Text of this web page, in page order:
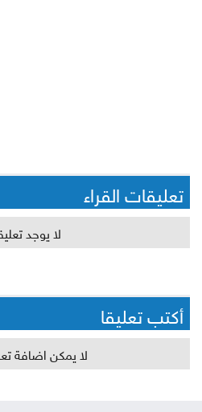
تعليقات القراء
لا يوجد
أكتب تعليقا
لا يمكن اضافة